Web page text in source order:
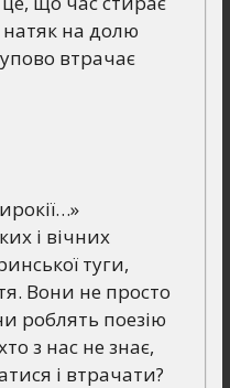
на долю
втрачає
і вічних
туги,
Вони не просто
роблять поезію
з нас не знає,
і втрачати?